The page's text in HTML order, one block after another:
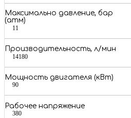
Максимально давление, бар
(атм)
11
Производительность, л/мин
14180
Мощность двигателя (кВт)
90
Рабочее напряжение
380